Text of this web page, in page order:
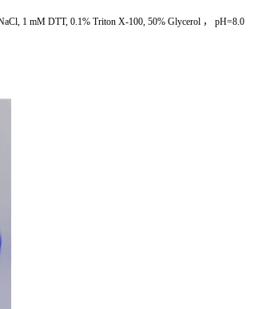
1 mM DTT, 0.1% Triton X-100, 50% Glycerol ， pH=8.0